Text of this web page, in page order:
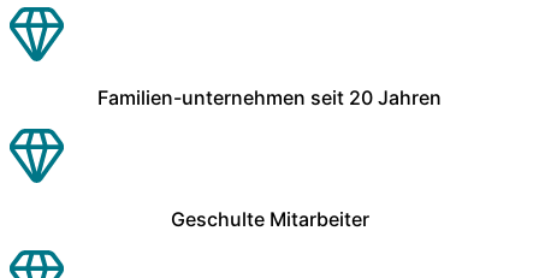
Familien-unternehmen seit 20 Jahren
Geschulte Mitarbeiter